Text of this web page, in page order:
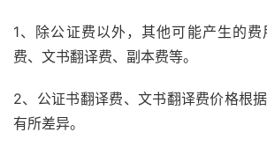
1、除公证费以外，其他可能产生的
费、文书翻译费、副本费等。
2、公证书翻译费、文书翻译费价格根
有所差异。